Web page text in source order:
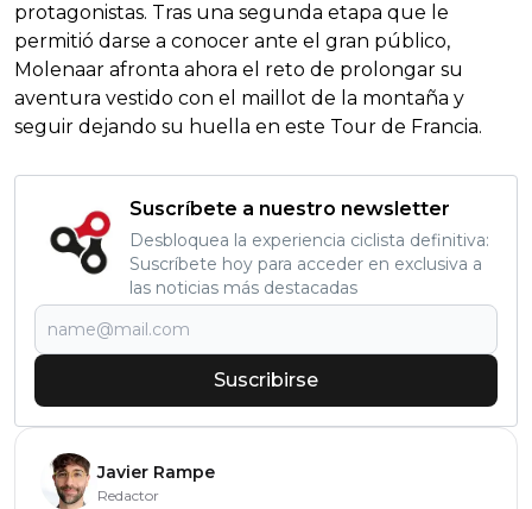
protagonistas. Tras una segunda etapa que le
permitió darse a conocer ante el gran público,
Molenaar afronta ahora el reto de prolongar su
aventura vestido con el maillot de la montaña y
seguir dejando su huella en este Tour de Francia.
Suscríbete a nuestro newsletter
Desbloquea la experiencia ciclista definitiva:
Suscríbete hoy para acceder en exclusiva a
las noticias más destacadas
Suscribirse
Javier Rampe
Redactor